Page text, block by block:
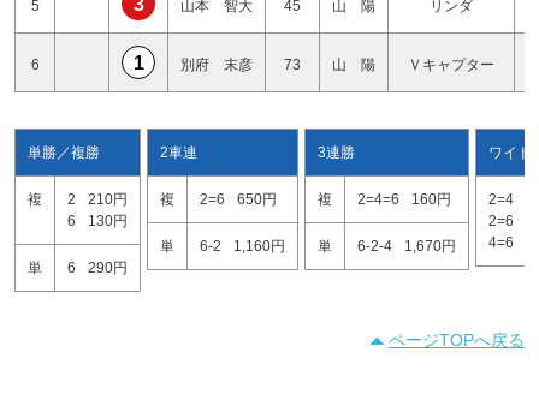
5 山本 智大 45 山 陽 リンダ
6 1 別府 末彦 73 山 陽 Ｖキャプター
単勝／複勝
複 2
210円
6
130円
単 6 290円
2車連
複 2=6 650円
単 6-2 1,160円
3連勝
複 2=4=6 160円
単 6-2-4 1,670円
ワイド
2=4
2=6
4=6
ページTOPへ戻る